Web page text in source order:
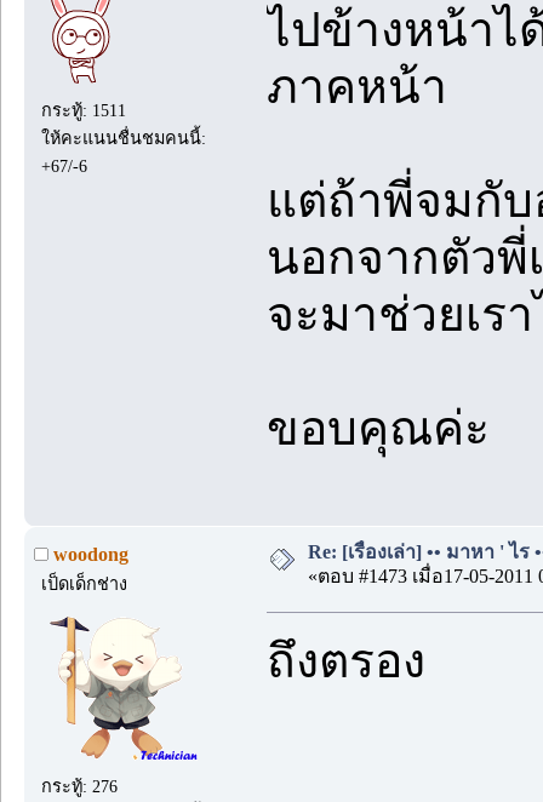
กระทู้: 1511
ให้คะแนนชื่นชมคนนี้:
+67/-6
ไปข้างหน้าไ
ภาคหน้า
แต่ถ้าพี่จมกั
นอกจากตัวพี่
จะมาช่วยเร
ขอบคุณค่ะ
woodong
เป็ดเด็กช่าง
กระทู้: 276
Re: [เรื่องเล่า] •• มาหา ' ไร
«ตอบ #1473 เมื่อ17-05-2011
ถึงตรอง